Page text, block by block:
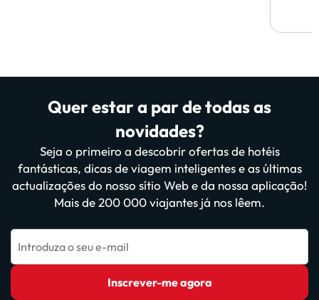
Quer estar a par de todas as
novidades?
Seja o primeiro a descobrir ofertas de hotéis
fantásticas, dicas de viagem inteligentes e as últimas
actualizações do nosso sítio Web e da nossa aplicação!
Mais de 200 000 viajantes já nos lêem.
Introduza o seu e-mail
Inscrever-me agora